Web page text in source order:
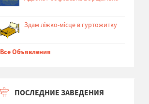
Здам ліжко-місце в гуртожитку
Все Объявления
ПОСЛЕДНИЕ ЗАВЕДЕНИЯ